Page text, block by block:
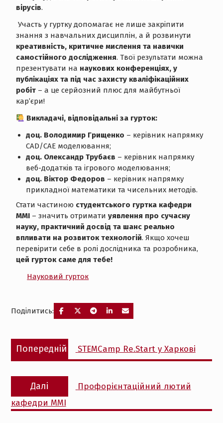
вірусів.
Участь у гуртку допомагає не лише закріпити
знання з навчальних дисциплін, а й розвинути
креативність, критичне мислення та навички
самостійного дослідження. Твої результати можна
презентувати на наукових конференціях, у
публікаціях та під час захисту кваліфікаційних
робіт– а це серйозний плюс для майбутньої
кар’єри!
Викладачі, відповідальні за гурток:
доц. Володимир Грищенко – керівник напрямку
CAD/CAE моделювання;
доц. Олександр Трубаєв – керівник напрямку
веб-додатків та ігрового моделювання;
доц. Віктор Федоров – керівник напрямку
прикладної математики та чисельних методів.
Стати частиною студентського гуртка кафедри
ММІ– значить отримати уявлення про сучасну
науку, практичний досвід та шанс реально
впливати на розвиток технологій. Якщо хочеш
перевірити себе в ролі дослідника та розробника,
цей гурток саме для тебе!
Науковий гурток
Поділитись:
Попередній STEMCamp Re.Start у Харкові
Далі
Профорієнтаційний лютий
кафедри ММІ